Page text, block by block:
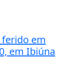
em
em Ibiúna